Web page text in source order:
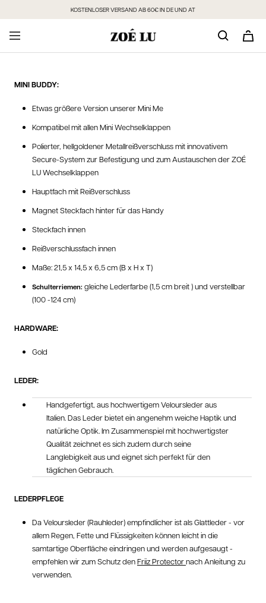
zum
Inhalt
KOSTENLOSER VERSAND AB 60€ IN DE UND AT
MINI BUDDY:
Etwas größere Version unserer Mini Me
Kompatibel mit allen Mini Wechselklappen
Polierter, hellgoldener Metallreißverschluss mit innovativem
Secure-System zur Befestigung und zum Austauschen der ZOÉ
LU Wechselklappen
Hauptfach mit Reißverschluss
Magnet Steckfach hinter für das Handy
Steckfach innen
Reißverschlussfach innen
Maße: 21,5 x 14,5 x 6,5 cm (B x H x T)
Schulterriemen: gleiche Lederfarbe (1,5 cm breit ) und verstellbar
(100 -124 cm)
HARDWARE:
Gold
LEDER:
Handgefertigt, aus hochwertigem Veloursleder aus
Italien. Das Leder bietet ein angenehm weiche Haptik und
natürliche Optik. Im Zusammenspiel mit hochwertigster
Qualität zeichnet es sich zudem durch seine
Langlebigkeit aus und eignet sich perfekt für den
täglichen Gebrauch.
LEDERPFLEGE
Da Veloursleder (Rauhleder) empfindlicher ist als Glattleder - vor
allem Regen, Fette und Flüssigkeiten können leicht in die
samtartige Oberfläche eindringen und werden aufgesaugt -
empfehlen wir zum Schutz denFriiz Protectornach Anleitung zu
verwenden.